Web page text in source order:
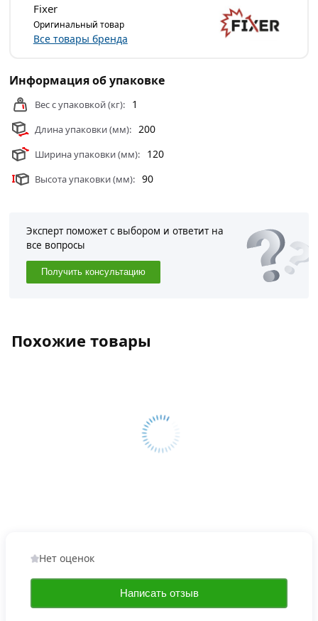
Благодаря защитному покрытию из цинка, гайки не
боятся длительного воздействия влаги и перепадов
температур, поэтому их используют как для внутренних
Для закручивания гайки, используются ключи
соответствующего размера диаметра гайки.
Условия доставки и цены на товар Гайка шестигранная
оцинкованная M42 DIN 934 из категории
Fixer
Оригинальный товар
Все товары бренда
Информация об упаковке
Вес с упаковкой (кг): 1
Длина упаковки (мм): 200
Ширина упаковки (мм): 120
Высота упаковки (мм): 90
Эксперт поможет с выбором и ответит на
все вопросы
Получить консультацию
Похожие товары
Нет оценок
Написать отзыв